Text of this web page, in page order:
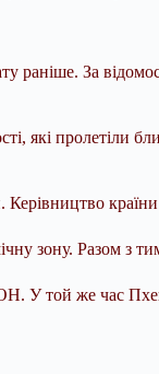
За
які пролетіли
зону. Разом з
У той же час